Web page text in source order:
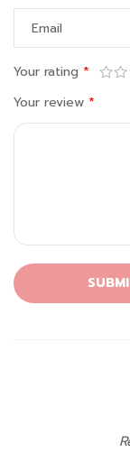
Your rating *
Your review *